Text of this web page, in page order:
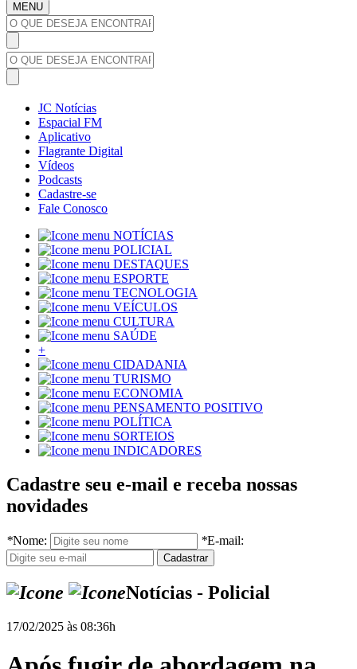
MENU
JC Notícias
Espacial FM
Aplicativo
Flagrante Digital
Vídeos
Podcasts
Cadastre-se
Fale Conosco
NOTÍCIAS
POLICIAL
DESTAQUES
ESPORTE
TECNOLOGIA
VEÍCULOS
CULTURA
SAÚDE
+
CIDADANIA
TURISMO
ECONOMIA
PENSAMENTO POSITIVO
POLÍTICA
SORTEIOS
INDICADORES
Cadastre seu e-mail e receba nossas
novidades
*Nome: *E-mail:
Notícias - Policial
17/02/2025 às 08:36h